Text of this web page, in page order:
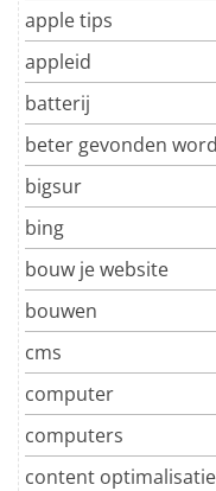
apple tips
appleid
batterij
beter gevonden
bigsur
bing
bouw je website
bouwen
cms
computer
computers
content optimalisatie